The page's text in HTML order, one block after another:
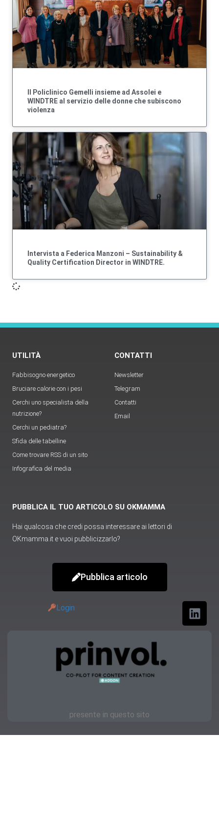
Il Policlinico Gemelli insieme ad Assolei e
WINDTRE al servizio delle donne che subiscono
violenza
Intervista a Federica Manzoni – Sustainability &
Quality Certification Director in WINDTRE.
UTILITÀ
Fabbisogno energetico
Bruciare calorie con i pesi
Cerchi uno specialista della
nutrizione?
Cerchi un pediatra?
Sfida delle tabelline
Come trovare RSS di un sito
Infografica del media
CONTATTI
Newsletter
Telegram
Contatti
Email
PUBBLICA IL TUO ARTICOLO SU OKMAMMA
Hai qualcosa che credi possa interessare ai lettori di
OKmamma.it e vuoi pubblicizzarlo?
Pubblica articolo
Login
presente in questo sito